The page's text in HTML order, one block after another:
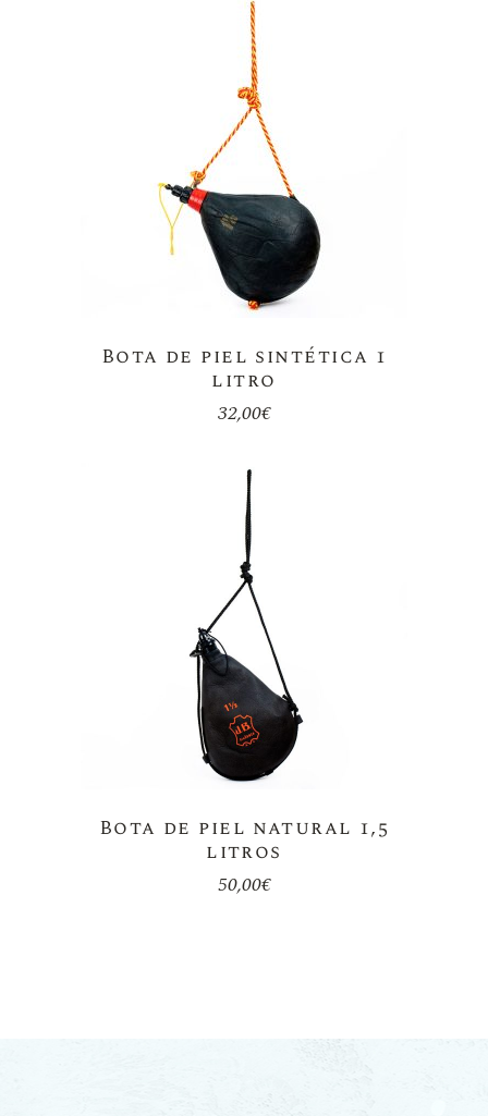
Bota de piel sintética 1
litro
32,00€
Bota de piel natural 1,5
litros
50,00€